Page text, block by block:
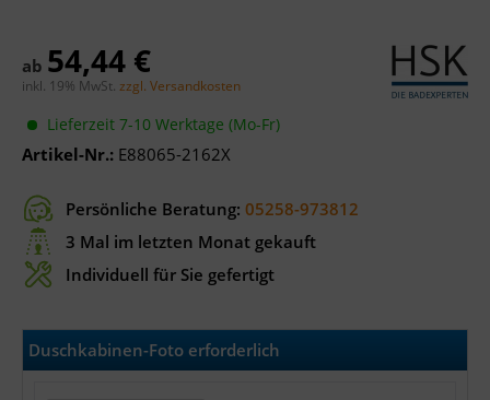
ab 54,44 €
inkl. 19% MwSt. zzgl. Versandkosten
Lieferzeit 7-10 Werktage (Mo-Fr)
Artikel-Nr.: E88065-2162X
Persönliche Beratung: 05258-973812
3 Mal im letzten Monat gekauft
Individuell für Sie gefertigt
Duschkabinen-Foto erforderlich